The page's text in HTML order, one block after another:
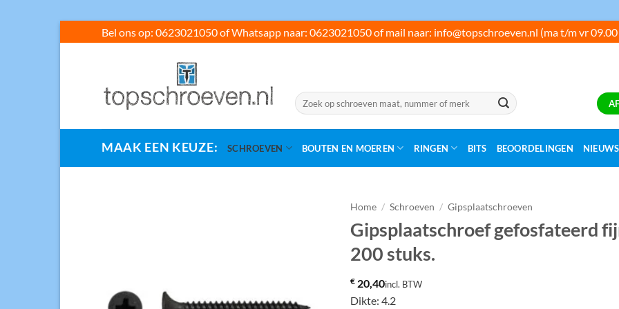
naar
Bel ons op: 0623021050 of Whatsapp naar: 0623021050 of mail naar: info@topschroeven.nl (ma t/m vr
Zoeken
naar:
MAAK EEN KEUZE: SCHROEVEN BOUTEN EN MOEREN RINGEN BITS BEOORDELINGEN NIEUWS
Home / Schroeven / Gipsplaatschroeven
Gipsplaatschroef gefosfateerd
200 stuks.
€ 20,40incl. BTW
Dikte: 4.2